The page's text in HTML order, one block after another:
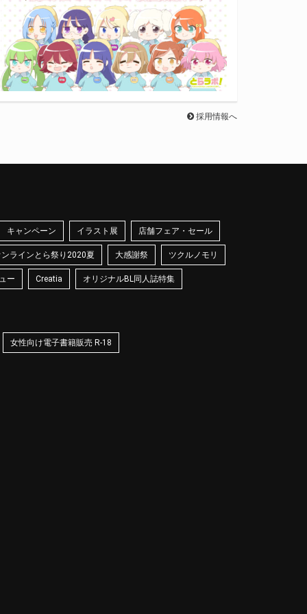
採用情報へ
キャンペーン イラスト展 店舗フェア・セール
ラインとら祭り2020夏 大感謝祭 ツクルノモリ
ー Creatia オリジナルBL同人誌特集
女性向け電子書籍販売 R-18